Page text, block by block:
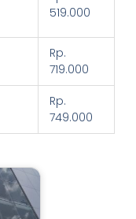
519.000
Rp.
719.000
Rp.
749.000